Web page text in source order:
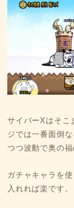
サイバーXはそこ
ジでは一番面倒
つつ波動で奥の福
ガチャキャラを
入れれば楽です。